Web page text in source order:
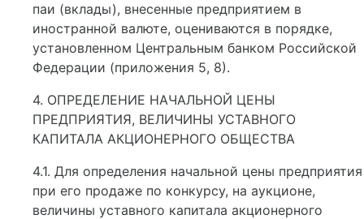
паи (вклады), внесенные предприятием в
иностранной валюте, оцениваются в порядке,
установленном Центральным банком Российской
Федерации (приложения 5, 8).
4. ОПРЕДЕЛЕНИЕ НАЧАЛЬНОЙ ЦЕНЫ
ПРЕДПРИЯТИЯ, ВЕЛИЧИНЫ УСТАВНОГО
КАПИТАЛА АКЦИОНЕРНОГО ОБЩЕСТВА
4.1. Для определения начальной цены предприятия
при его продаже по конкурсу, на аукционе,
величины уставного капитала акционерного